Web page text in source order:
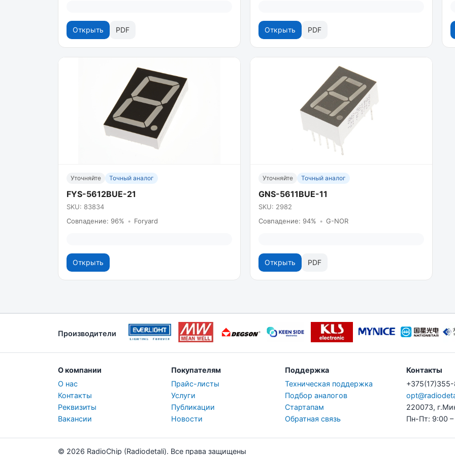
Открыть PDF Открыть PDF
Уточняйте Точный аналог
FYS-5612BUE-21
SKU: 83834
Совпадение: 96% • Foryard
Открыть
Уточняйте Точный аналог
GNS-5611BUE-11
SKU: 2982
Совпадение: 94% • G-NOR
Открыть PDF
Производители
О компании
О нас
Контакты
Реквизиты
Вакансии
Покупателям
Прайс-листы
Услуги
Публикации
Новости
Поддержка
Техническая поддержка
Подбор аналогов
Стартапам
Обратная связь
Контакты
220073,
Пн-Пт: 9:00 –
© 2026 RadioChip (Radiodetali). Все права защищены